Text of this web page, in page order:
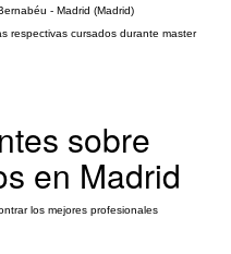
- Madrid (Madrid)
respectivas cursados durante master
sobre
en Madrid
los mejores profesionales